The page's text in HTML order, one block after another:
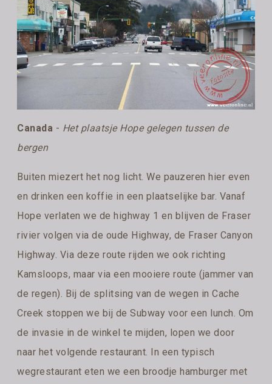
Canada - Het plaatsje Hope gelegen tussen de
bergen
Buiten miezert het nog licht. We pauzeren hier even
en drinken een koffie in een plaatselijke bar. Vanaf
Hope verlaten we de highway 1 en blijven de Fraser
rivier volgen via de oude Highway, de Fraser Canyon
Highway. Via deze route rijden we ook richting
Kamsloops, maar via een mooiere route (jammer van
de regen). Bij de splitsing van de wegen in Cache
Creek stoppen we bij de Subway voor een lunch. Om
de invasie in de winkel te mijden, lopen we door
naar het volgende restaurant. In een typisch
wegrestaurant eten we een broodje hamburger met